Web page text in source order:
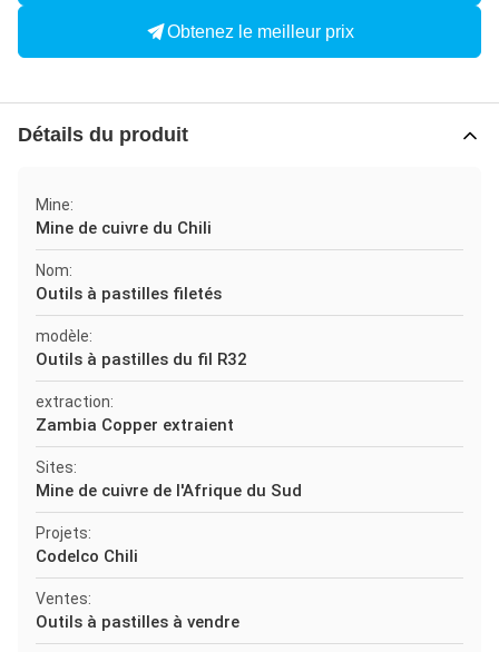
Obtenez le meilleur prix
Détails du produit
Mine:
Mine de cuivre du Chili
Nom:
Outils à pastilles filetés
modèle:
Outils à pastilles du fil R32
extraction:
Zambia Copper extraient
Sites:
Mine de cuivre de l'Afrique du Sud
Projets:
Codelco Chili
Ventes:
Outils à pastilles à vendre